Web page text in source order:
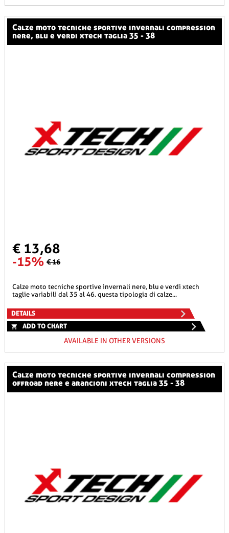
calze moto tecniche sportive invernali compression
nere, blu e verdi xtech taglia 35 - 38
€ 13,68
-15% € 16
calze moto tecniche sportive invernali nere, blu e verdi xtech
taglie variabili dal 35 al 46. questa tipologia di calze...
DETAILS
ADD TO CHART
AVAILABLE IN OTHER VERSIONS
calze moto tecniche sportive invernali compression
offroad nere e arancioni xtech taglia 35 - 38